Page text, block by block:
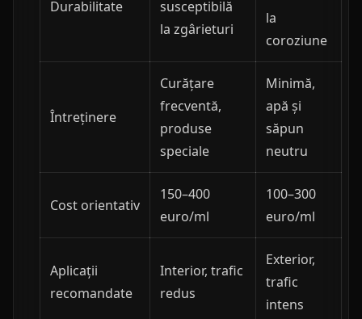
Durabilitate
susceptibilă
la zgârieturi
la
coroziune
Întreținere
Curățare
frecventă,
produse
speciale
Minimă,
apă și
săpun
neutru
Cost orientativ
150–400
euro/ml
100–300
euro/ml
Aplicații
recomandate
Interior, trafic
redus
Exterior,
trafic
intens